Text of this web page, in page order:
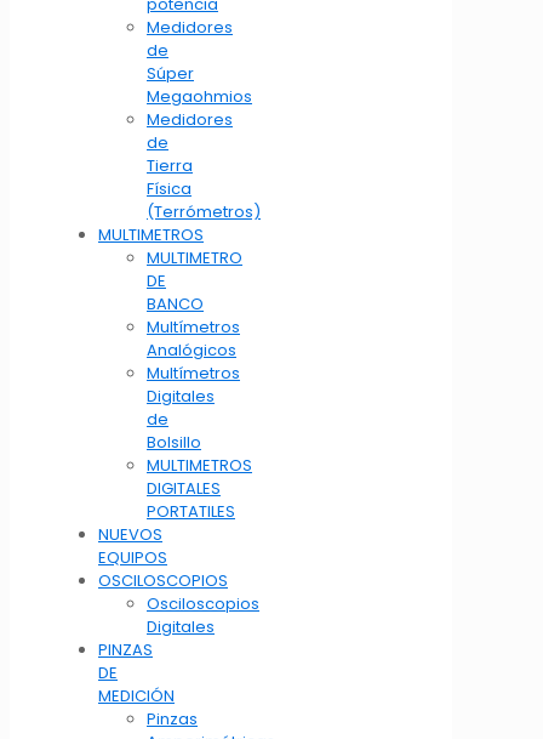
Medidores
de
Súper
Megaohmios
Medidores
de
Tierra
Física
(Terrómetros)
MULTIMETROS
MULTIMETRO
DE
BANCO
Multímetros
Analógicos
Multímetros
Digitales
de
Bolsillo
MULTIMETROS
DIGITALES
PORTATILES
NUEVOS
EQUIPOS
OSCILOSCOPIOS
Osciloscopios
Digitales
PINZAS
DE
MEDICIÓN
Pinzas